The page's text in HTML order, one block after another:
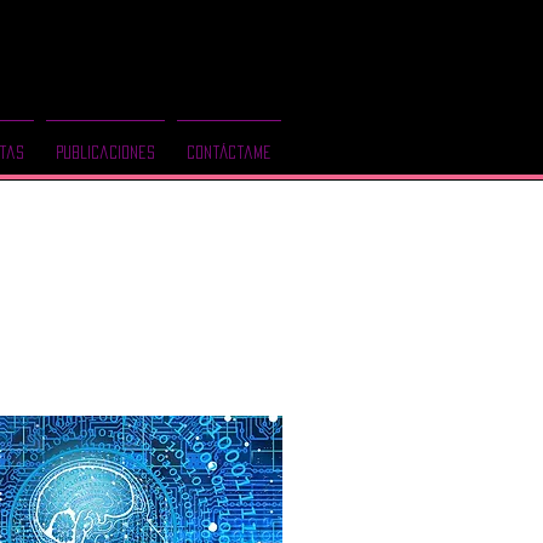
Publicaciones Contáctame